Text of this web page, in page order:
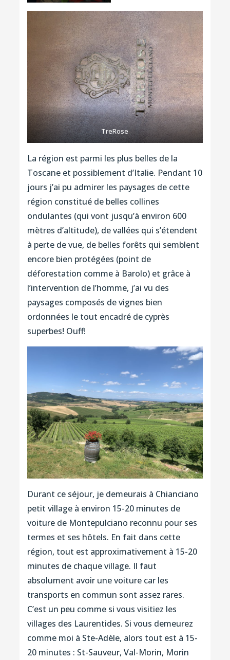
TreRose
La région est parmi les plus belles de la
Toscane et possiblement d’Italie. Pendant 10
jours j’ai pu admirer les paysages de cette
région constitué de belles collines
ondulantes (qui vont jusqu’à environ 600
mètres d’altitude), de vallées qui s’étendent
à perte de vue, de belles forêts qui semblent
encore bien protégées (point de
déforestation comme à Barolo) et grâce à
l’intervention de l’homme, j’ai vu des
paysages composés de vignes bien
ordonnées le tout encadré de cyprès
superbes! Ouff!
Durant ce séjour, je demeurais à Chianciano
petit village à environ 15-20 minutes de
voiture de Montepulciano reconnu pour ses
termes et ses hôtels. En fait dans cette
région, tout est approximativement à 15-20
minutes de chaque village. Il faut
absolument avoir une voiture car les
transports en commun sont assez rares.
C’est un peu comme si vous visitiez les
villages des Laurentides. Si vous demeurez
comme moi à Ste-Adèle, alors tout est à 15-
20 minutes : St-Sauveur, Val-Morin, Morin